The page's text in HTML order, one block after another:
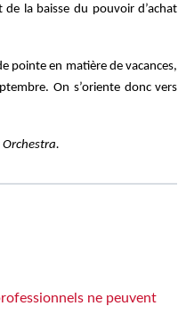
la baisse du pouvoir d’achat
pointe en matière de vacances,
On s’oriente donc vers
Orchestra.
ne peuvent